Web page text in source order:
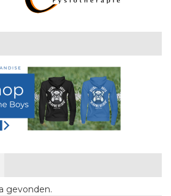
gevonden.